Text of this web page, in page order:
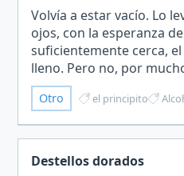
Volvía a estar vacío. Lo
ojos, con la esperanza
suficientemente cerca,
lleno. Pero no, por
de cristal a mi
seguía…
Otro el principito
Destellos dorados